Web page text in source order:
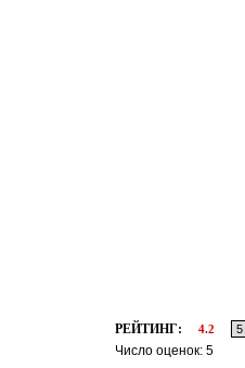
РЕЙТИНГ: 4.2
Число оценок: 5